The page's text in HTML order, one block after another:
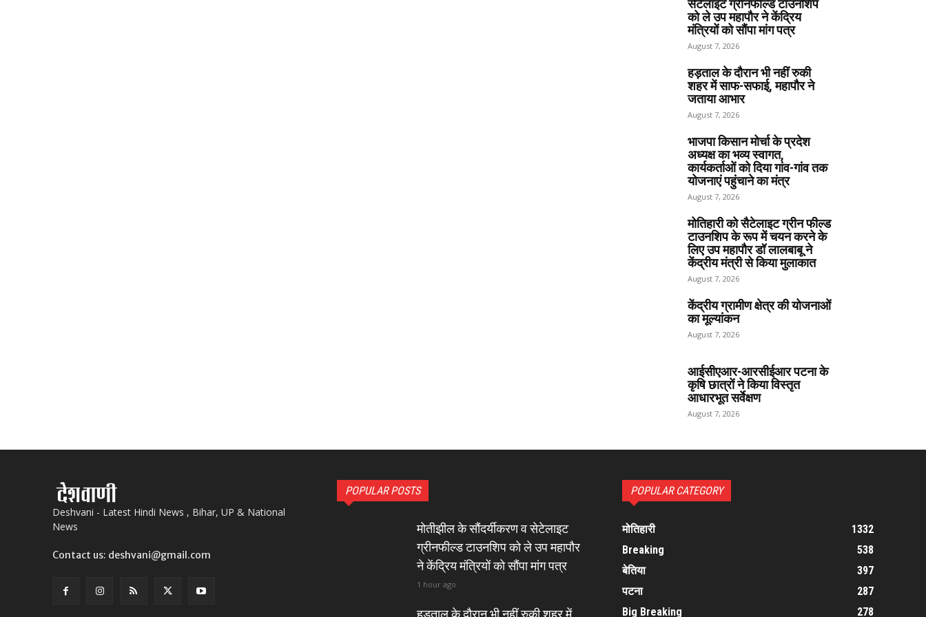
सेटेलाइट ग्रीनफील्ड टाउनशिप
को ले उप महापौर ने केंद्रिय
मंत्रियों को सौंपा मांग पत्र
August 7, 2026
हड़ताल के दौरान भी नहीं रुकी
शहर में साफ-सफाई, महापौर ने
जताया आभार
August 7, 2026
भाजपा किसान मोर्चा के प्रदेश
अध्यक्ष का भव्य स्वागत,
कार्यकर्ताओं को दिया गांव-गांव तक
योजनाएं पहुंचाने का मंत्र
August 7, 2026
मोतिहारी को सैटेलाइट ग्रीन फील्ड
टाउनशिप के रूप में चयन करने के
लिए उप महापौर डॉ लालबाबू ने
केंद्रीय मंत्री से किया मुलाकात
August 7, 2026
केंद्रीय ग्रामीण क्षेत्र की योजनाओं
का मूल्यांकन
August 7, 2026
आईसीएआर-आरसीईआर पटना के
कृषि छात्रों ने किया विस्तृत
आधारभूत सर्वेक्षण
August 7, 2026
Deshvani - Latest Hindi News , Bihar, UP & National
News
Contact us: deshvani@gmail.com
POPULAR POSTS
मोतीझील के सौंदर्यीकरण व सेटेलाइट
ग्रीनफील्ड टाउनशिप को ले उप महापौर
ने केंद्रिय मंत्रियों को सौंपा मांग पत्र
1 hour ago
हड़ताल के दौरान भी नहीं रुकी शहर में
POPULAR CATEGORY
मोतिहारी
1332
Breaking
538
बेतिया
397
पटना
287
Big Breaking
278